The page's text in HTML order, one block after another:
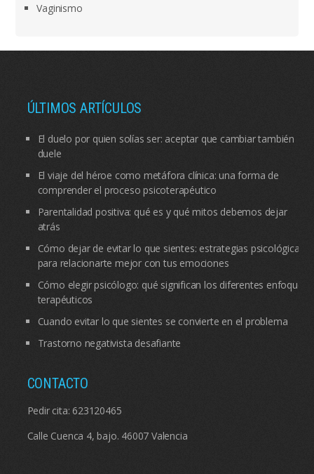
Vaginismo
ÚLTIMOS ARTÍCULOS
El duelo por quien solías ser: aceptar que cambiar también
duele
El viaje del héroe como metáfora clínica: una forma de
comprender el proceso psicoterapéutico
Parentalidad positiva: qué es y qué mitos debemos dejar
atrás
Cómo dejar de evitar lo que sientes: estrategias psicológicas
para relacionarte mejor con tus emociones
Cómo elegir psicólogo: qué significan los diferentes enfoques
terapéuticos
Cuando evitar lo que sientes se convierte en el problema
Trastorno negativista desafiante
CONTACTO
Pedir cita: 623120465
Calle Cuenca 4, bajo. 46007 Valencia